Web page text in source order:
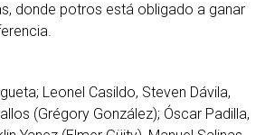
donde potros está obligado a ganar
Leonel Casildo, Steven Dávila,
(Grégory González); Óscar Padilla,